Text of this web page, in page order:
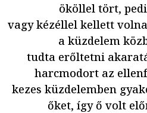
ököllel tört,
vagy kézéllel kellett
a küzdelem
tudta erőltetni
harcmodort az
kezes küzdelemben
őket, így ő volt